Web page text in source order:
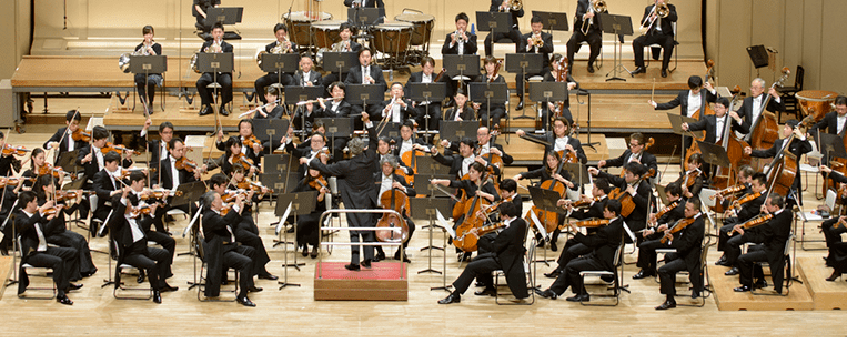
NHK交響楽団/NHK Symphony Orchestra, Tokyo
NHK交響楽団（N響）公式サイト。コンサートのスケジュールやチケット購入方法、オーケストラの紹介など。
www.nhkso.or.jp